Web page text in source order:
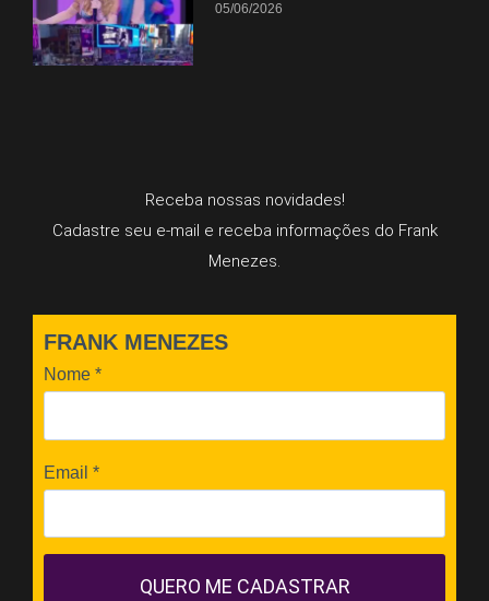
05/06/2026
Receba nossas novidades!
Cadastre seu e-mail e receba informações do Frank
Menezes.
FRANK MENEZES
Nome *
Email *
QUERO ME CADASTRAR